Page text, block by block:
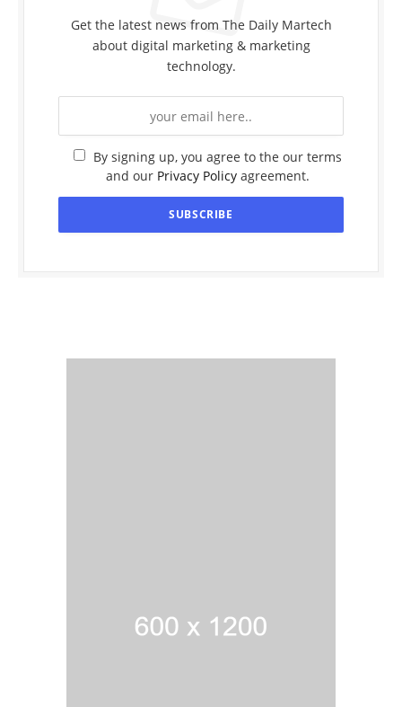
Get the latest news from The Daily Martech
about digital marketing & marketing
technology.
By signing up, you agree to the our terms
and our Privacy Policyagreement.